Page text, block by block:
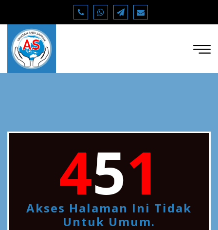
451
Akses Halaman Ini Tidak
Untuk Umum.